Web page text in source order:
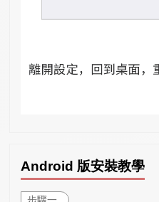
Android 版安裝教學
步驟一